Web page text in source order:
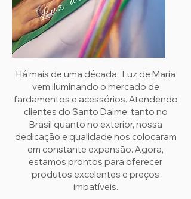
Há mais de uma década, Luz de Maria
vem iluminando o mercado de
fardamentos e acessórios. Atendendo
clientes do Santo Daime, tanto no
Brasil quanto no exterior, nossa
dedicação e qualidade nos colocaram
em constante expansão. Agora,
estamos prontos para oferecer
produtos excelentes e preços
imbatíveis.